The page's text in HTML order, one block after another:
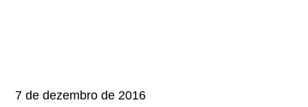
7 de dezembro de 2016